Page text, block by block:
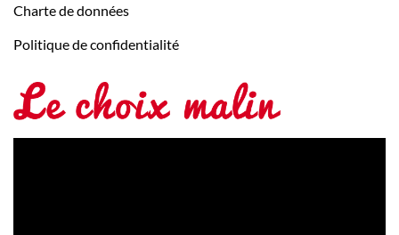
Charte de données
Politique de confidentialité